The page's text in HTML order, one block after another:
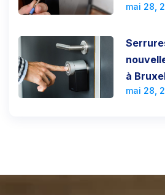
mai 28,
à
mai 28,